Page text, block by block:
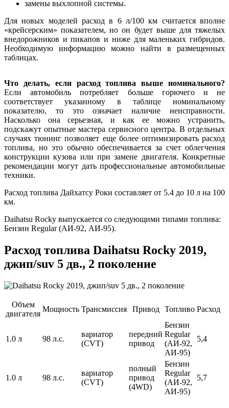
замены выхлопной системы.
Для новых моделей расход в 6 л/100 км считается вполне
«крейсерским» показателем, но он будет выше для тяжелых
внедорожников и пикапов и ниже для маленьких гибридов.
Необходимую информацию можно найти в размещенных
таблицах.
Что делать, если расход топлива выше номинального?
Если автомобиль потребляет больше горючего и не
соответствует указанному в таблице номинальному
показателю, то это означает наличие неисправности.
Насколько она серьезная, и как ее можно устранить,
подскажут опытные мастера сервисного центра. В отдельных
случаях тюнинг позволяет еще более оптимизировать расход
топлива, но это обычно обеспечивается за счет облегчения
конструкции кузова или при замене двигателя. Конкретные
рекомендации могут дать профессиональные автомобильные
техники.
Расход топлива Дайхатсу Роки составляет от 5.4 до 10 л на 100
км.
Daihatsu Rocky выпускается со следующими типами топлива:
Бензин Regular (АИ-92, АИ-95).
Расход топлива Daihatsu Rocky 2019,
джип/suv 5 дв., 2 поколение
Объем
двигателя
Мощность Трансмиссия Привод Топливо Расход
1.0 л 98 л.с.
вариатор
(CVT)
передний
привод
Бензин
Regular
(АИ-92,
АИ-95)
5,4
1.0 л 98 л.с.
вариатор
(CVT)
полный
привод
(4WD)
Бензин
Regular
(АИ-92,
АИ-95)
5,7